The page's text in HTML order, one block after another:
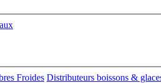
Froides Distributeurs boissons &